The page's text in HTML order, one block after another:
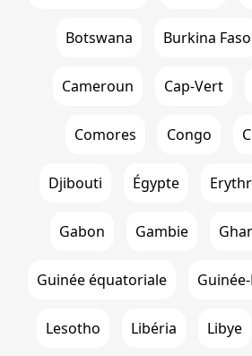
Botswana Burkina Faso
Cameroun Cap-Vert
Comores Congo
Djibouti Égypte
Gabon Gambie
Guinée équatoriale
Lesotho Libéria Libye